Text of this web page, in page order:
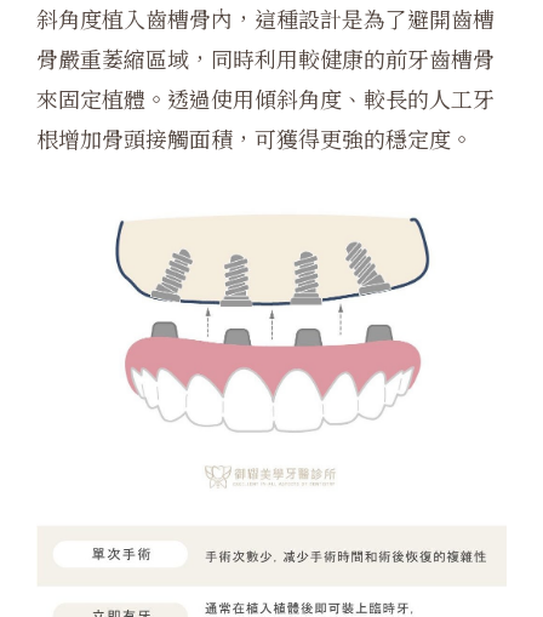
斜角度植入齒槽骨內，這種設計是為了避開齒槽
骨嚴重萎縮區域，同時利用較健康的前牙齒槽骨
來固定植體。透過使用傾斜角度、較長的人工牙
根增加骨頭接觸面積，可獲得更強的穩定度。